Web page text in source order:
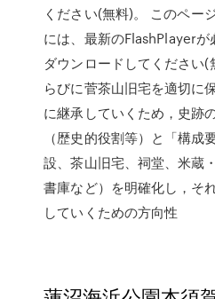
ください(無料)。 このペー
には、最新のFlashPlayerが
ダウンロードしてください
らびに菅茶山旧宅を適切に
に継承していくため，史跡
（歴史的役割等）と「構成
設、茶山旧宅、祠堂、米蔵
書庫など）を明確化し，そ
していくための方向性